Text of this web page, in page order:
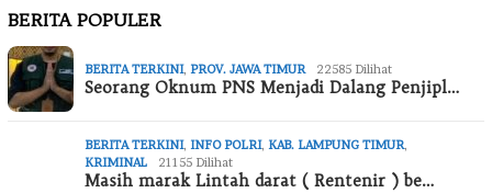
BERITA POPULER
BERITA TERKINI, PROV. JAWA TIMUR 22585 Dilihat
Seorang Oknum PNS Menjadi Dalang Penjipl…
BERITA TERKINI, INFO POLRI, KAB. LAMPUNG TIMUR,
KRIMINAL
21155 Dilihat
Masih marak Lintah darat ( Rentenir ) be…